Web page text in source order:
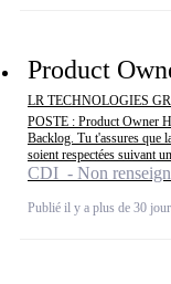
Product
LR TECHNOLOGIES
POSTE : Product Owner
Backlog. Tu t'assures que
soient respectées suivant un
CDI - Non
Publié il y a plus de 30